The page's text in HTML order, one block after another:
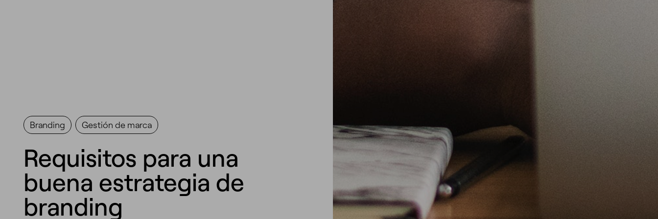
Branding Gestión de marca
Requisitos para una
buena estrategia de
branding